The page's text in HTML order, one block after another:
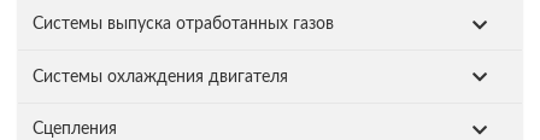
Системы выпуска отработанных газов
Системы охлаждения двигателя
Сцепления